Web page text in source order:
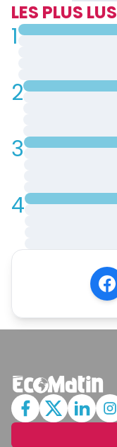
LES PLUS LUS
1
2
3
4